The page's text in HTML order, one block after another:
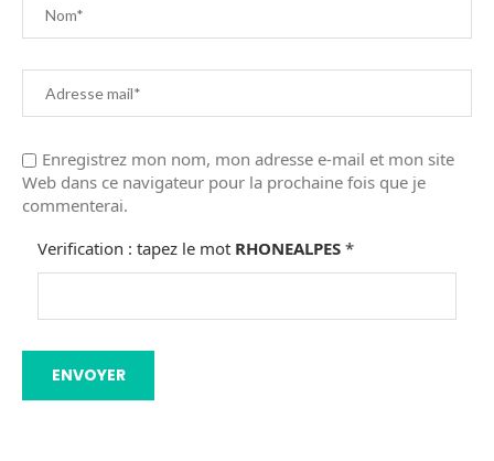
Enregistrez mon nom, mon adresse e-mail et mon site
Web dans ce navigateur pour la prochaine fois que je
commenterai.
Verification : tapez le mot RHONEALPES *